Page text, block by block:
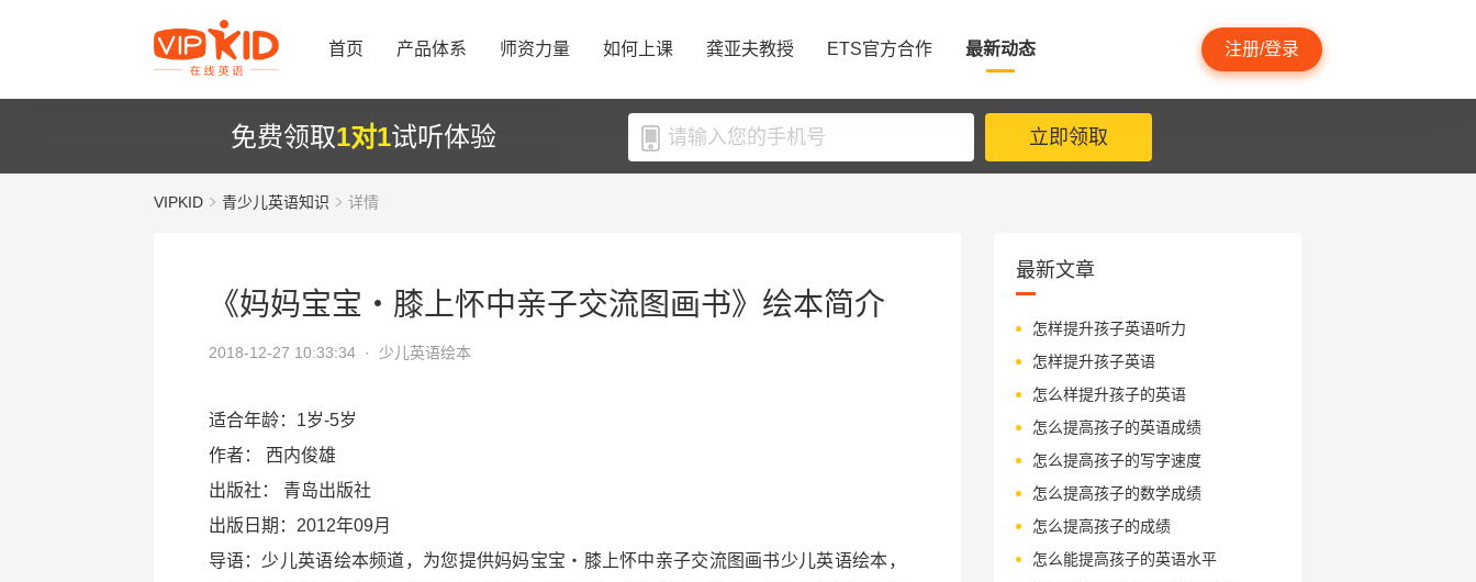
首页 产品体系 师资力量 如何上课 龚亚夫教授 ETS官方合作 最新动态 注册/登录
免费领取1对1试听体验 立即领取
VIPKID 青少儿英语知识 详情
《妈妈宝宝・膝上怀中亲子交流图画书》绘本简介
2018-12-27 10:33:34 · 少儿英语绘本
适合年龄：1岁-5岁
作者： 西内俊雄
出版社： 青岛出版社
出版日期：2012年09月
导语：少儿英语绘本频道，为您提供妈妈宝宝・膝上怀中亲子交流图画书少儿英语绘本，
最新文章
怎样提升孩子英语听力
怎样提升孩子英语
怎么样提升孩子的英语
怎么提高孩子的英语成绩
怎么提高孩子的写字速度
怎么提高孩子的数学成绩
怎么提高孩子的成绩
怎么能提高孩子的英语水平